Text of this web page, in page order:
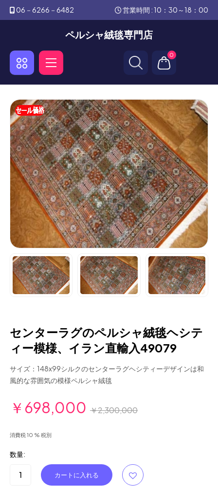
06－6266－6482 営業時間 : 10：30～18：00
ペルシャ絨毯専門店
0
センターラグのペルシャ絨毯ヘシテ
ィー模様、イラン直輸入49079
サイズ：148x99シルクのセンターラグヘシティーデザインは和
風的な雰囲気の模様ペルシャ絨毯
￥698,000 ￥2,300,000
消費税 10 % 税別
数量: